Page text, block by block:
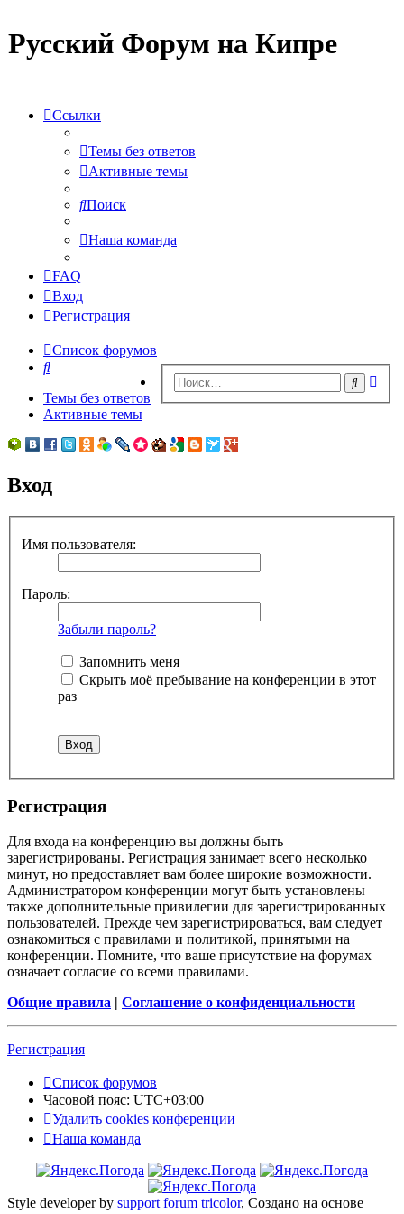
Русский Форум на Кипре
Ссылки
Темы без ответов
Активные темы
Поиск
Наша команда
FAQ
Вход
Регистрация
Список форумов
Поиск
Поиск
Темы без ответов
Активные темы
Вход
Имя пользователя:
Пароль:
Забыли пароль?
Запомнить меня
Скрыть моё пребывание на конференции в этот
раз
Регистрация
Для входа на конференцию вы должны быть
зарегистрированы. Регистрация занимает всего несколько
минут, но предоставляет вам более широкие возможности.
Администратором конференции могут быть установлены
также дополнительные привилегии для зарегистрированных
пользователей. Прежде чем зарегистрироваться, вам следует
ознакомиться с правилами и политикой, принятыми на
конференции. Помните, что ваше присутствие на форумах
означает согласие со всеми правилами.
Общие правила | Соглашение о конфиденциальности
Регистрация
Список форумов
Часовой пояс: UTC+03:00
Удалить cookies конференции
Наша команда
Style developer by support forum tricolor, Создано на основе